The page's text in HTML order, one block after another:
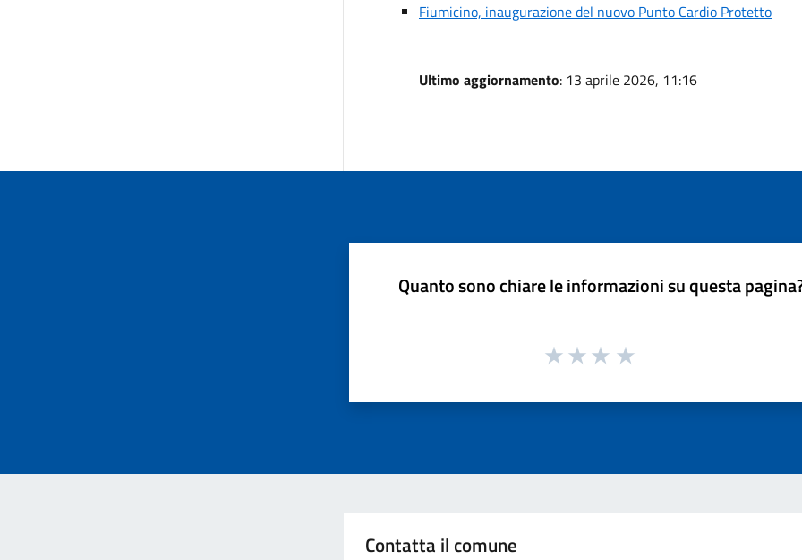
Fiumicino, inaugurazione del nuovo Punto Cardio Protetto
Ultimo aggiornamento: 13 aprile 2026, 11:16
Quanto sono chiare le informazioni su questa
Contatta il comune